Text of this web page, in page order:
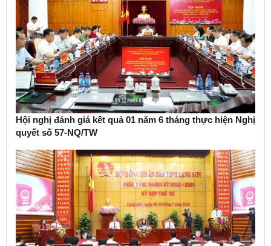
Hội nghị đánh giá kết quả 01 năm 6 tháng thực hiện Nghị
quyết số 57-NQ/TW